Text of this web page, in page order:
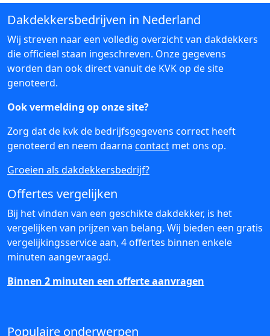
Dakdekkersbedrijven in Nederland
Wij streven naar een volledig overzicht van dakdekkers
die officieel staan ingeschreven. Onze gegevens
worden dan ook direct vanuit de KVK op de site
genoteerd.
Ook vermelding op onze site?
Zorg dat de kvk de bedrijfsgegevens correct heeft
genoteerd en neem daarna contact met ons op.
Groeien als dakdekkersbedrijf?
Offertes vergelijken
Bij het vinden van een geschikte dakdekker, is het
vergelijken van prijzen van belang. Wij bieden een gratis
vergelijkingsservice aan, 4 offertes binnen enkele
minuten aangevraagd.
Binnen 2 minuten een offerte aanvragen
Populaire onderwerpen